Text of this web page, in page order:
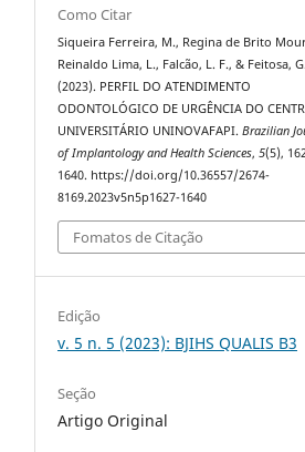
Como Citar
Siqueira Ferreira, M., Regina de Brito
Reinaldo Lima, L., Falcão, L. F., & Feitosa,
(2023). PERFIL DO ATENDIMENTO
ODONTOLÓGICO DE URGÊNCIA DO
UNIVERSITÁRIO UNINOVAFAPI.Brazilian
of Implantology and Health Sciences,5(5),
1640. https://doi.org/10.36557/2674-
8169.2023v5n5p1627-1640
Fomatos de Citação
Edição
v. 5 n. 5 (2023): BJIHS QUALIS B3
Seção
Artigo Original